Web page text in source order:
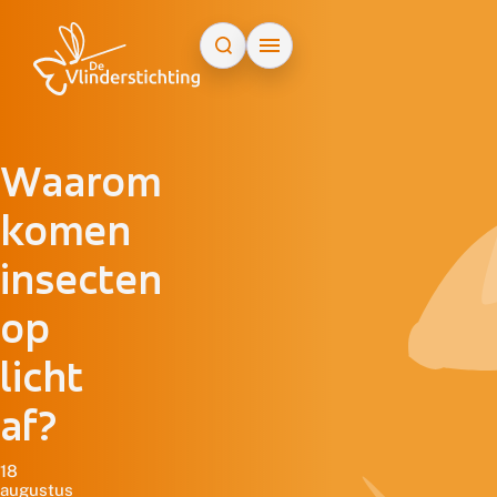
Waarom
komen
insecten
op
licht
af?
18
augustus